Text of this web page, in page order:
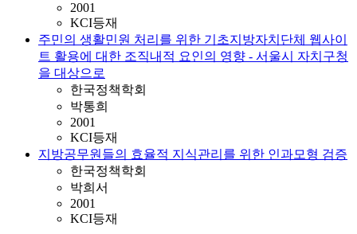
2001
KCI등재
주민의 생활민원 처리를 위한 기초지방자치단체 웹사이
트 활용에 대한 조직내적 요인의 영향 - 서울시 자치구청
을 대상으로
한국정책학회
박통희
2001
KCI등재
지방공무원들의 효율적 지식관리를 위한 인과모형 검증
한국정책학회
박희서
2001
KCI등재